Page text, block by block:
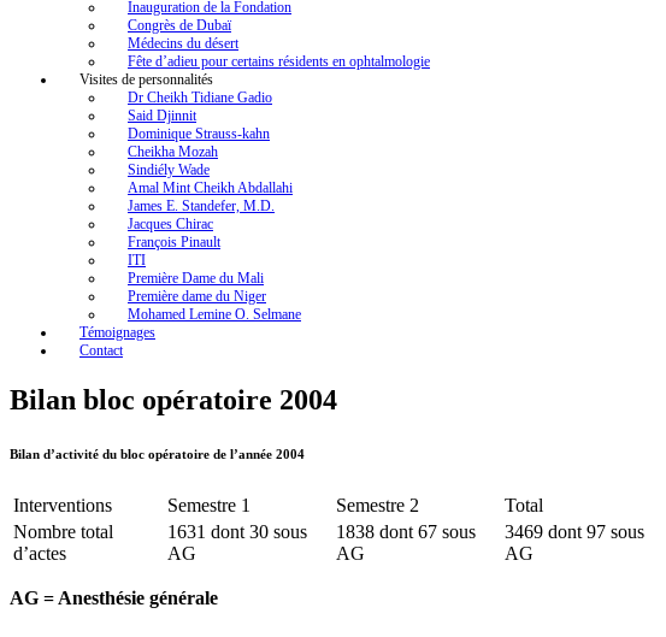
Inauguration de la Fondation
Congrès de Dubaï
Médecins du désert
Fête d’adieu pour certains résidents en ophtalmologie
Visites de personnalités
Dr Cheikh Tidiane Gadio
Said Djinnit
Dominique Strauss-kahn
Cheikha Mozah
Sindiély Wade
Amal Mint Cheikh Abdallahi
James E. Standefer, M.D.
Jacques Chirac
François Pinault
ITI
Première Dame du Mali
Première dame du Niger
Mohamed Lemine O. Selmane
Témoignages
Contact
Bilan bloc opératoire 2004
Bilan d’activité du bloc opératoire de l’année 2004
Interventions Semestre 1 Semestre 2
Total
Nombre total
d’actes
1631 dont 30 sous
AG
1838 dont 67 sous
AG
3469 dont 97 sous
AG
AG = Anesthésie générale